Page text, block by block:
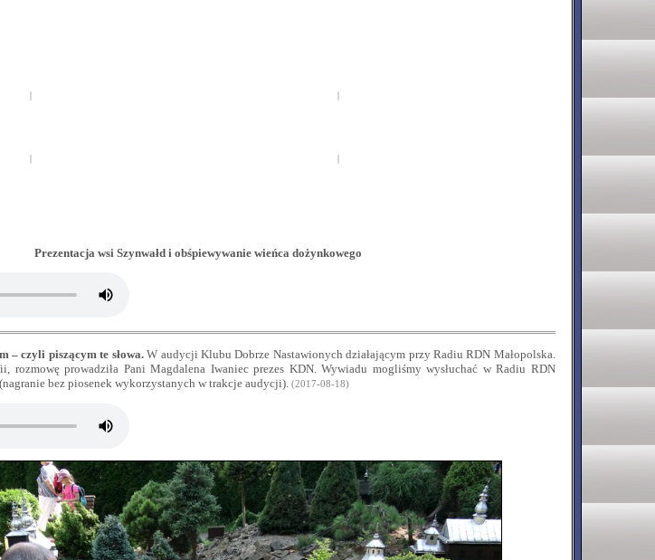
Prezentacja wsi Szynwałd i obśpiewywanie wieńca dożynkowego
– czyli piszącym te słowa.W audycji Klubu Dobrze Nastawionych działającym przy Radiu RDN Małopolska.
rozmowę prowadziła Pani Magdalena Iwaniec prezes KDN. Wywiadu mogliśmy wysłuchać w Radiu RDN
bez piosenek wykorzystanych w trakcje audycji).(2017-08-18)